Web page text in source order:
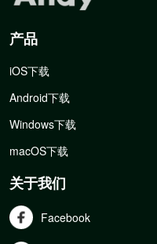
产品
iOS下载
Android下载
Windows下载
macOS下载
关于我们
Facebook